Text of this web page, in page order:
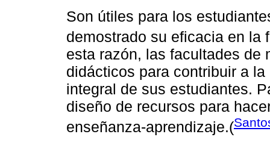
Son útiles para los
demostrado su eficacia en la
esta razón, las facultades de
didácticos para contribuir a
integral de sus estudiantes.
diseño de recursos para
enseñanza-aprendizaje.(